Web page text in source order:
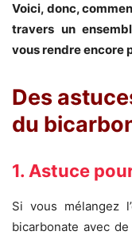
Voici, donc,
travers un
vous rendre encore
Des
du
1. Astuce
Si vous mélangez
bicarbonate avec